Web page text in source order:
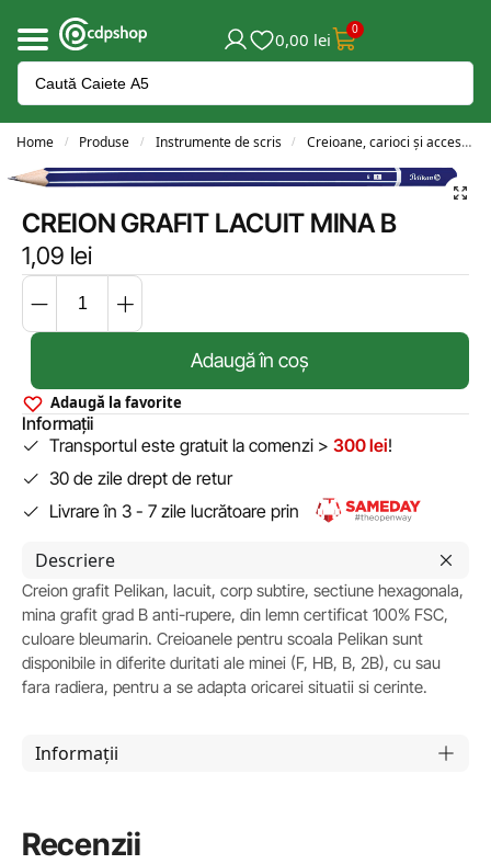
0,00 lei 0
Home / Produse / Instrumente de scris / Creioane, carioci și accesorii
CREION GRAFIT LACUIT MINA B
1,09 lei
Adaugă în coș
Adaugă la favorite
Informații
Transportul este gratuit la comenzi > 300 lei!
30 de zile drept de retur
Livrare în 3 - 7 zile lucrătoare prin
Descriere
Creion grafit Pelikan, lacuit, corp subtire, sectiune hexagonala,
mina grafit grad B anti-rupere, din lemn certificat 100% FSC,
culoare bleumarin. Creioanele pentru scoala Pelikan sunt
disponibile in diferite duritati ale minei (F, HB, B, 2B), cu sau
fara radiera, pentru a se adapta oricarei situatii si cerinte.
Informații
Recenzii